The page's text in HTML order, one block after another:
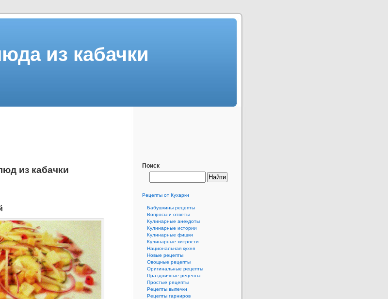
из кабачки
из кабачки Поиск
Рецепты от Кухарки
Бабушкины рецепты
Вопросы и ответы
Кулинарные анекдоты
Кулинарные истории
Кулинарные фишки
Кулинарные хитрости
Национальная кухня
Новые рецепты
Овощные рецепты
Оригинальные рецепты
Праздничные рецепты
Простые рецепты
Рецепты выпечки
Рецепты гарниров